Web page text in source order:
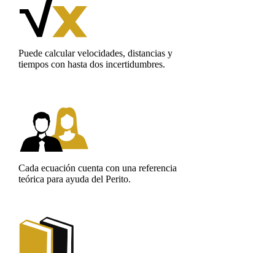
Puede calcular velocidades, distancias y
tiempos con hasta dos incertidumbres.
Cada ecuación cuenta con una referencia
teórica para ayuda del Perito.